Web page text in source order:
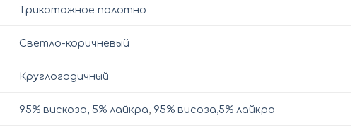
Трикотажное полотно
Светло-коричневый
Круглогодичный
95% вискоза, 5% лайкра, 95% висоза,5% лайкра